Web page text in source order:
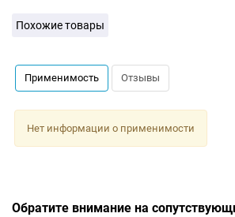
Похожие товары
Применимость Отзывы
Нет информации о применимости
Обратите внимание на